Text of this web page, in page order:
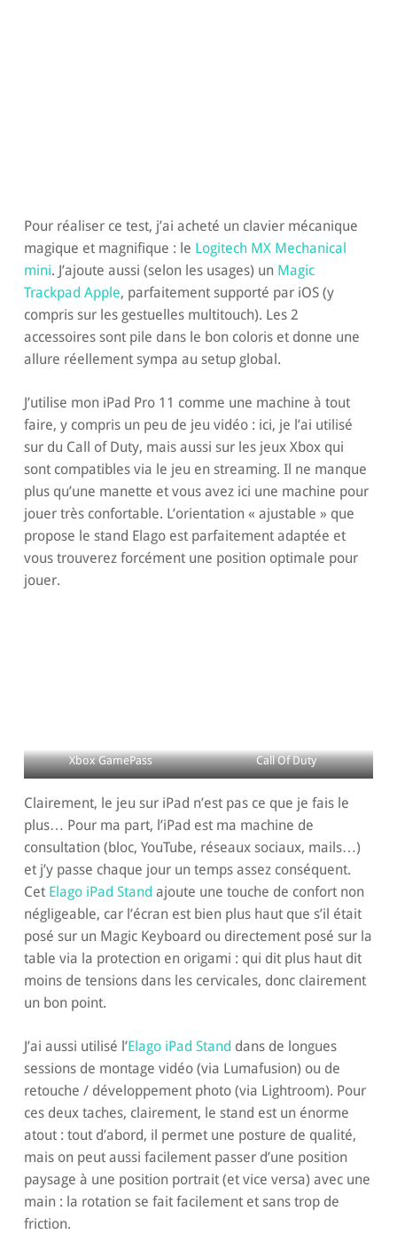
Pour réaliser ce test, j’ai acheté un clavier mécanique
magique et magnifique : le Logitech MX Mechanical
mini. J’ajoute aussi (selon les usages) un Magic
Trackpad Apple, parfaitement supporté par iOS (y
compris sur les gestuelles multitouch). Les 2
accessoires sont pile dans le bon coloris et donne une
allure réellement sympa au setup global.
J’utilise mon iPad Pro 11 comme une machine à tout
faire, y compris un peu de jeu vidéo : ici, je l’ai utilisé
sur du Call of Duty, mais aussi sur les jeux Xbox qui
sont compatibles via le jeu en streaming. Il ne manque
plus qu’une manette et vous avez ici une machine pour
jouer très confortable. L’orientation « ajustable » que
propose le stand Elago est parfaitement adaptée et
vous trouverez forcément une position optimale pour
jouer.
Xbox GamePass Call Of Duty
Clairement, le jeu sur iPad n’est pas ce que je fais le
plus… Pour ma part, l’iPad est ma machine de
consultation (bloc, YouTube, réseaux sociaux, mails…)
et j’y passe chaque jour un temps assez conséquent.
Cet Elago iPad Stand ajoute une touche de confort non
négligeable, car l’écran est bien plus haut que s’il était
posé sur un Magic Keyboard ou directement posé sur la
table via la protection en origami : qui dit plus haut dit
moins de tensions dans les cervicales, donc clairement
un bon point.
J’ai aussi utilisé l’Elago iPad Stand dans de longues
sessions de montage vidéo (via Lumafusion) ou de
retouche / développement photo (via Lightroom). Pour
ces deux taches, clairement, le stand est un énorme
atout : tout d’abord, il permet une posture de qualité,
mais on peut aussi facilement passer d’une position
paysage à une position portrait (et vice versa) avec une
main : la rotation se fait facilement et sans trop de
friction.